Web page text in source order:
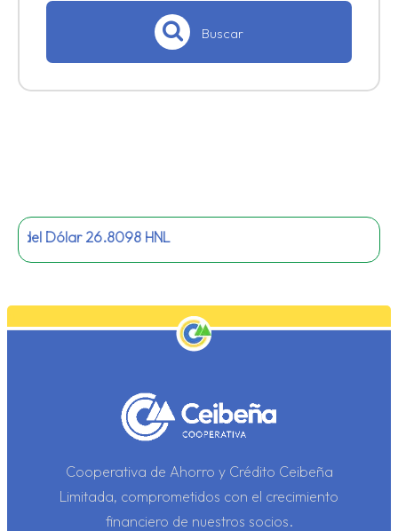
Buscar
Dólar26.8098HNL
Cooperativa de Ahorro y Crédito Ceibeña
Limitada, comprometidos con el crecimiento
financiero de nuestros socios.